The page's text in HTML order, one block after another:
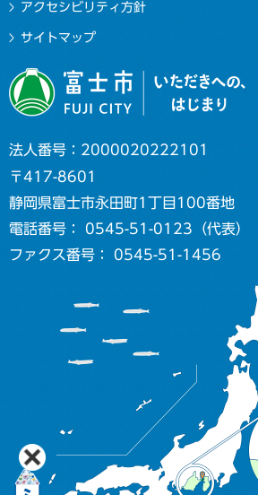
アクセシビリティ方針
サイトマップ
法人番号：2000020222101
〒417-8601
静岡県富士市永田町1丁目100番地
電話番号： 0545-51-0123（代表）
ファクス番号： 0545-51-1456